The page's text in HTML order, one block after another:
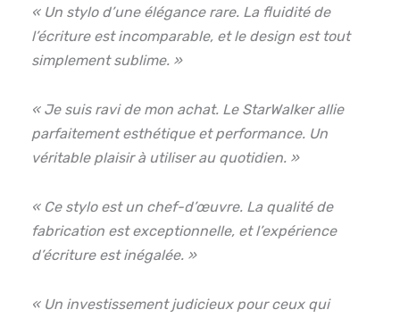
« Un stylo d’une élégance rare. La fluidité de
l’écriture est incomparable, et le design est tout
simplement sublime. »
« Je suis ravi de mon achat. Le StarWalker allie
parfaitement esthétique et performance. Un
véritable plaisir à utiliser au quotidien. »
« Ce stylo est un chef-d’œuvre. La qualité de
fabrication est exceptionnelle, et l’expérience
d’écriture est inégalée. »
« Un investissement judicieux pour ceux qui